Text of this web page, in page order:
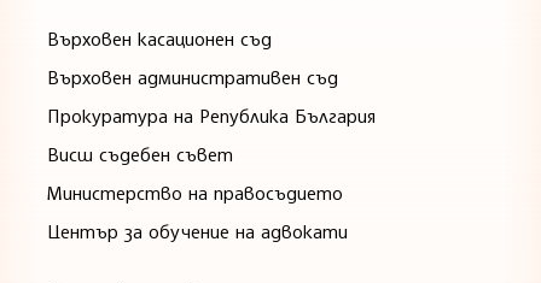
Върховен касационен съд
Върховен административен съд
Прокуратура на Република България
Висш съдебен съвет
Министерство на правосъдието
Център за обучение на адвокати